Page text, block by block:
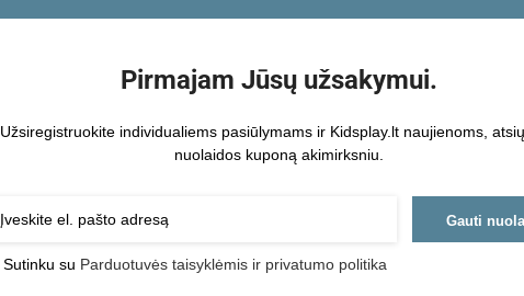
Pirmajam Jūsų užsakymui.
Užsiregistruokite individualiems pasiūlymams ir Kidsplay.lt naujienoms,
nuolaidos kuponą akimirksniu.
Gauti
Sutinku su Parduotuvės taisyklėmis ir privatumo politika